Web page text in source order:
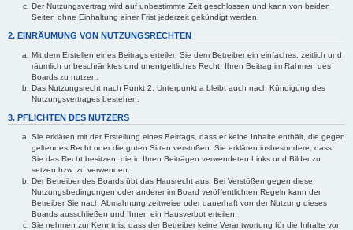
Der Nutzungsvertrag wird auf unbestimmte Zeit geschlossen und kann von beiden
Seiten ohne Einhaltung einer Frist jederzeit gekündigt werden.
2. EINRÄUMUNG VON NUTZUNGSRECHTEN
Mit dem Erstellen eines Beitrags erteilen Sie dem Betreiber ein einfaches, zeitlich und
räumlich unbeschränktes und unentgeltliches Recht, Ihren Beitrag im Rahmen des
Boards zu nutzen.
Das Nutzungsrecht nach Punkt 2, Unterpunkt a bleibt auch nach Kündigung des
Nutzungsvertrages bestehen.
3. PFLICHTEN DES NUTZERS
Sie erklären mit der Erstellung eines Beitrags, dass er keine Inhalte enthält, die gegen
geltendes Recht oder die guten Sitten verstoßen. Sie erklären insbesondere, dass
Sie das Recht besitzen, die in Ihren Beiträgen verwendeten Links und Bilder zu
setzen bzw. zu verwenden.
Der Betreiber des Boards übt das Hausrecht aus. Bei Verstößen gegen diese
Nutzungsbedingungen oder anderer im Board veröffentlichten Regeln kann der
Betreiber Sie nach Abmahnung zeitweise oder dauerhaft von der Nutzung dieses
Boards ausschließen und Ihnen ein Hausverbot erteilen.
Sie nehmen zur Kenntnis, dass der Betreiber keine Verantwortung für die Inhalte von